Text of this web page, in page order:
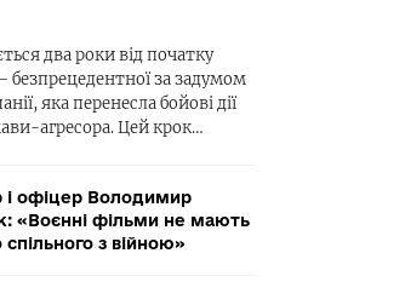
два роки від початку
безпрецедентної за задумом
яка перенесла бойові дії
агресора. Цей крок…
і офіцер Володимир
«Воєнні фільми не мають
спільного з війною»